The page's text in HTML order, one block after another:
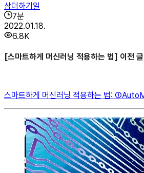
삼더하기일
7분
2022.01.18.
6.8K
[스마트하게 머신러닝 적용하는 법] 이전 글
스마트하게 머신러닝 적용하는 법: